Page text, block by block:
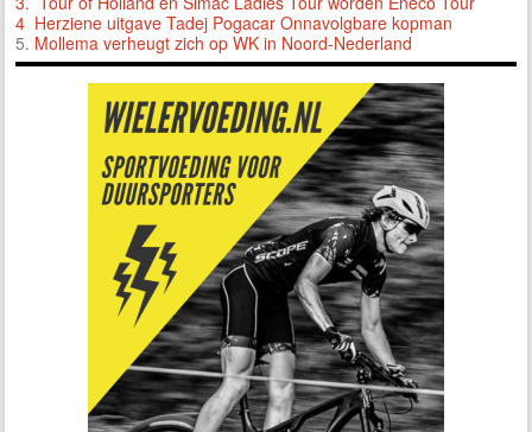
4 Herziene uitgave Tadej Pogacar Onnavolgbare kopman
5. Mollema verheugt zich op WK in Noord-Nederland